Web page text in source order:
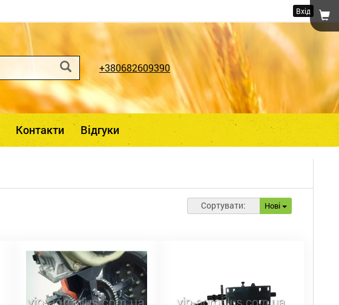
Вхід
+380682609390
Контакти Відгуки
Сортувати: Нові